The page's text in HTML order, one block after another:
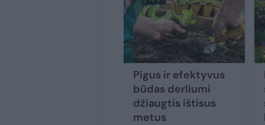
Pigus ir efektyvus
būdas derliumi
džiaugtis ištisus
metus